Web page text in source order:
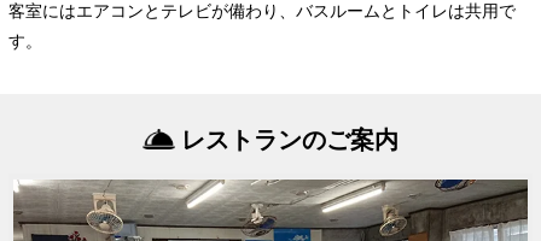
客室にはエアコンとテレビが備わり、バスルームとトイレは共用で
す。
レストランのご案内